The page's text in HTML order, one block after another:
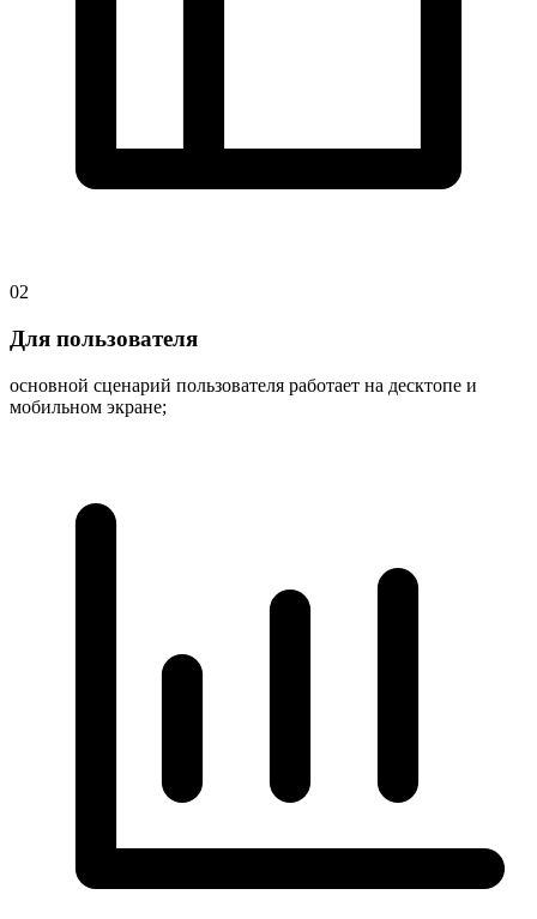
02
Для пользователя
основной сценарий пользователя работает на десктопе и
мобильном экране;